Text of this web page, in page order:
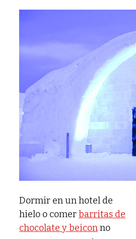
Dormir en un hotel de
hielo o comerbarritas de
chocolate y beiconno